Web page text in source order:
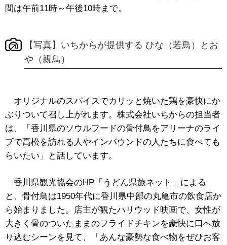
間は午前11時～午後10時まで。
【写真】いちからが提供する ひな（若鳥）とお
や（親鳥）
オリジナルのスパイスでカリッと焼いた鶏を豪快にか
ぶりついて召し上がれます。株式会社いちからの担当者
は、「香川県のソウルフードの骨付鳥をアリーナのライ
ブで高松を訪れる人やインバウンドの人たちに食べても
らいたい」と話しています。
香川県観光協会のHP「うどん県旅ネット」による
と、骨付鳥は1950年代に香川県中部の丸亀市の飲食店か
ら始まりました。店主が観たハリウッド映画で、女性が
大きく骨のついたままのフライドチキンを豪快に口へ放
り込むシーンを見て、「あんな豪勢な食べ物をぜひお客